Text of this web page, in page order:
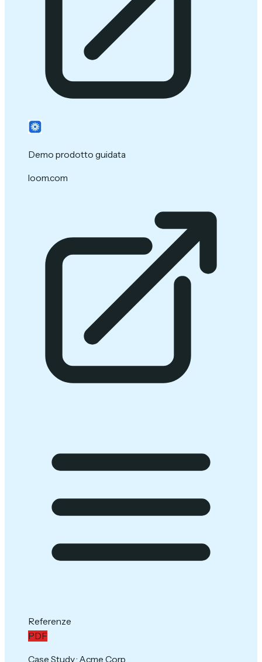
Demo prodotto guidata
loom.com
Referenze
PDF
Case Study · Acme Corp